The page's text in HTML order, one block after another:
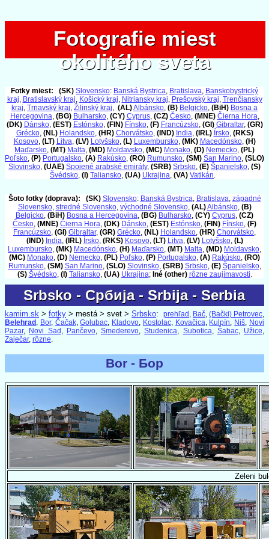
Fotografie miest
okolitého sveta
Fotografie miest
okolitého sveta
Fotky miest: (SK) Slovensko: Banská Bystrica, Bratislava, Banskobystrický
kraj, Bratislavský kraj, Košický kraj, Nitriansky kraj, Prešovský kraj, Trenčiansky
kraj, Trnavský kraj, Žilinský kraj, (AL)Albánsko, (B) Belgicko, (BiH) Bosna a
Hercegovina, (BG) Bulharsko, (CY) Cyprus, (CZ) Česko, (MNE) Čierna Hora,
(DK) Dánsko, (EST) Estónsko, (FIN) Fínsko, (F) Francúzsko, (GI) Gibraltar, (GR)
Grécko, (NL) Holandsko, (HR) Chorvátsko, (IND) India, (IRL) Írsko, (RKS)
Kosovo, (LT) Litva, (LV) Lotyšsko, (L) Luxembursko, (MK) Macedónsko, (H)
Maďarsko, (MT) Malta, (MD) Moldavsko, (MC) Monako, (D) Nemecko, (PL)
Poľsko, (P) Portugalsko, (A) Rakúsko, (RO) Rumunsko, (SM) San Marino, (SLO)
Slovinsko, (UAE) Spojené arabské emiráty, (SRB) Srbsko, (E) Španielsko, (S)
Švédsko, (I) Taliansko, (UA) Ukrajina, (VA) Vatikán.
Šoto fotky (doprava): (SK) Slovensko: Banská Bystrica, Bratislava, západné
Slovensko, stredné Slovensko, východné Slovensko, (AL)Albánsko, (B)
Belgicko, (BiH) Bosna a Hercegovina, (BG) Bulharsko, (CY) Cyprus, (CZ)
Česko, (MNE) Čierna Hora, (DK) Dánsko, (EST) Estónsko, (FIN) Fínsko, (F)
Francúzsko, (GI) Gibraltar, (GR) Grécko, (NL) Holandsko, (HR) Chorvátsko,
(IND) India, (IRL) Írsko, (RKS) Kosovo, (LT) Litva, (LV) Lotyšsko, (L)
Luxembursko, (MK) Macedónsko, (H) Maďarsko, (MT) Malta, (MD) Moldavsko,
(MC) Monako, (D) Nemecko, (PL) Poľsko, (P) Portugalsko, (A) Rakúsko, (RO)
Rumunsko, (SM) San Marino, (SLO) Slovinsko, (SRB) Srbsko, (E) Španielsko,
(S) Švédsko, (I) Taliansko, (UA) Ukrajina; Iné (other) rôzne zaujímavosti.
Srbsko - Србија - Srbija - Serbia
Srbsko - Србија - Srbija - Serbia
kamim.sk > fotky > mestá > svet > Srbsko: prehľad , Bač, (Bački) Petrovec,
Belehrad , Bor, Čačak,Golubac, Kladovo, Kostolac, Kovačica, Kulpín, Niš, Novi
Pazar, Novi Sad , Pančevo, Smederevo,Studenica, Subotica, Šabac, Užice,
Zaječar, rôzne.
Bor - Бор
Zeleni